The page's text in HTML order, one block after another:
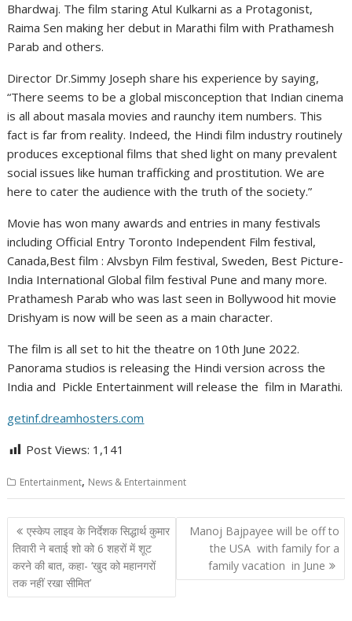
Bhardwaj. The film staring Atul Kulkarni as a Protagonist,
Raima Sen making her debut in Marathi film with Prathamesh
Parab and others.
Director Dr.Simmy Joseph share his experience by saying,
“There seems to be a global misconception that Indian cinema
is all about masala movies and raunchy item numbers. This
fact is far from reality. Indeed, the Hindi film industry routinely
produces exceptional films that shed light on many prevalent
social issues like human trafficking and prostitution. We are
here to cater the audience with the truth of the society.”
Movie has won many awards and entries in many festivals
including Official Entry Toronto Independent Film festival,
Canada,Best film : Alvsbyn Film festival, Sweden, Best Picture-
India International Global film festival Pune and many more.
Prathamesh Parab who was last seen in Bollywood hit movie
Drishyam is now will be seen as a main character.
The film is all set to hit the theatre on 10th June 2022.
Panorama studios is releasing the Hindi version across the
India and Pickle Entertainment will release the film in Marathi.
getinf.dreamhosters.com
Post Views: 1,141
Entertainment, News & Entertainment
Post
navigation
एस्केप लाइव के निर्देशक सिद्धार्थ कुमार
तिवारी ने बताई शो को 6 शहरों में शूट
करने की बात, कहा- ‘खुद को महानगरों
तक नहीं रखा सीमित’
Manoj Bajpayee will be off to
the USA with family for a
family vacation in June